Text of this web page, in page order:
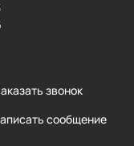
звонок
сообщение